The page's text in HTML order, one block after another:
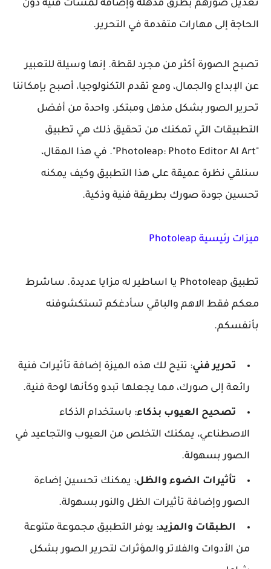
تعديل صورهم بطرق مذهلة وإضافة لمسات فنية دون
الحاجة إلى مهارات متقدمة في التحرير.
تصبح الصورة أكثر من مجرد لقطة. إنها وسيلة للتعبير
عن الإبداع والجمال، ومع تقدم التكنولوجيا، أصبح بإمكاننا
تحرير الصور بشكل مذهل ومبتكر. واحدة من أفضل
التطبيقات التي تمكنك من تحقيق ذلك هي تطبيق
"Photoleap: Photo Editor AI Art". في هذا المقال،
سنلقي نظرة عميقة على هذا التطبيق وكيف يمكنه
تحسين جودة صورك بطريقة فنية وذكية.
ميزات رئيسية Photoleap
تطبيق Photoleap يا اساطير له مزايا عديدة. ساشرط
معكم فقط الاهم والباقي سأدغكم تستكشوفنه
بأنفسكم.
تحرير فني: تتيح لك هذه الميزة إضافة تأثيرات فنية
رائعة إلى صورك، مما يجعلها تبدو وكأنها لوحة فنية.
تصحيح العيوب بذكاء: باستخدام الذكاء
الاصطناعي، يمكنك التخلص من العيوب والتجاعيد في
الصور بسهولة.
تأثيرات الضوء والظل: يمكنك تحسين إضاءة
الصور وإضافة تأثيرات الظل والنور بسهولة.
الطبقات والمزيد: يوفر التطبيق مجموعة متنوعة
من الأدوات والفلاتر والمؤثرات لتحرير الصور بشكل